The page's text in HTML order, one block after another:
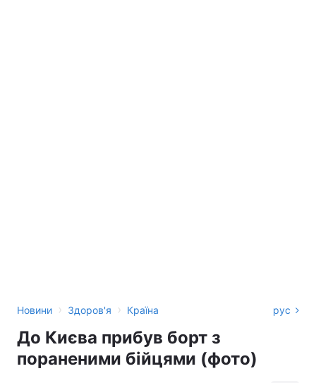
Новини › Здоров'я › Країна рус
До Києва прибув борт з
пораненими бійцями (фото)